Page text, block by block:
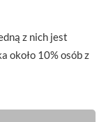
z nich jest
około 10% osób z